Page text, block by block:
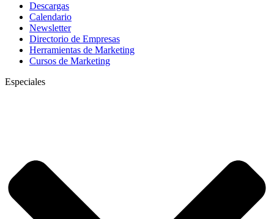
Descargas
Calendario
Newsletter
Directorio de Empresas
Herramientas de Marketing
Cursos de Marketing
Especiales